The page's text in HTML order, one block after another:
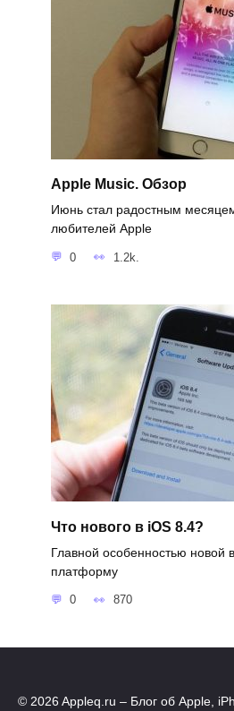
Apple Music. Обзор
Июнь стал радостным
любителей Apple
0 1.2k.
Что нового в iOS 8.4?
Главной особенностью новой
платформу
0 870
© 2026 Appleq.ru – Блог об Apple,